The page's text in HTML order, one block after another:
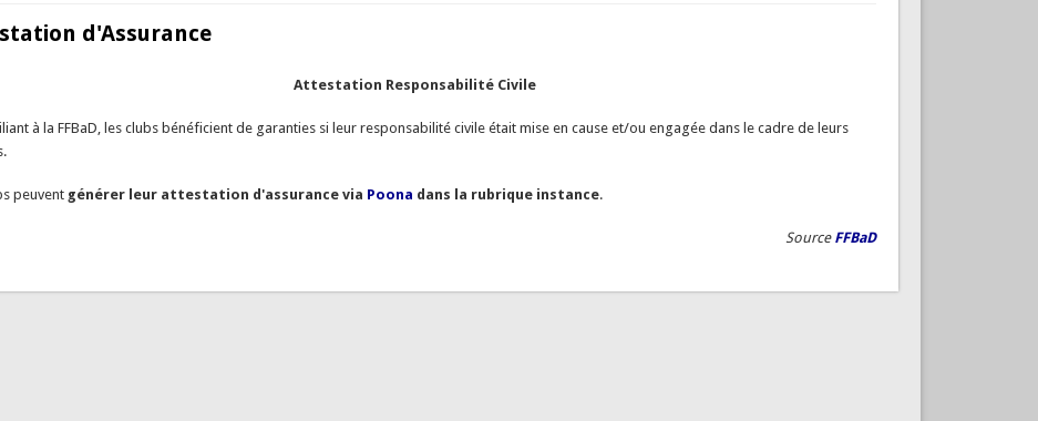
d'Assurance
Attestation Responsabilité Civile
à la FFBaD, les clubs bénéficient de garanties si leur responsabilité civile était mise en cause et/ou engagée dans le cadre de leurs
peuvent générer leur attestation d'assurance via Poona dans la rubrique instance.
Source FFBaD